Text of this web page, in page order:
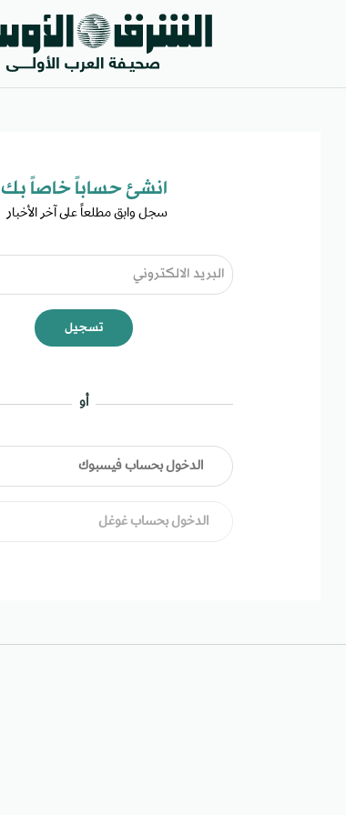
انشئ حساباً خاصاً بك​
سجل وابق مطلعاً على آخر الأخبار ​
تسجيل
أو
الدخول بحساب فيسبوك
الدخول بحساب غوغل